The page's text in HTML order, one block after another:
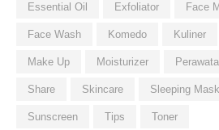
Essential Oil Exfoliator Face
Face Wash Komedo Kuliner
Make Up Moisturizer
Share Skincare Sleeping Mask
Sunscreen Tips Toner